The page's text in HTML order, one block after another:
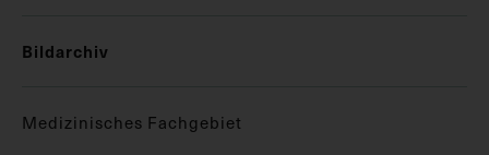
Bildarchiv
Medizinisches Fachgebiet